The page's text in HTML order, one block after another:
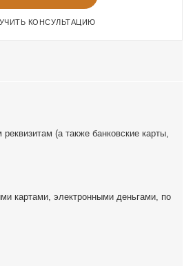
КОНСУЛЬТАЦИЮ
(а также банковские карты,
картами, электронными деньгами, по